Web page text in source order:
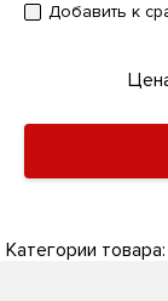
Добавить к
Категории товара: